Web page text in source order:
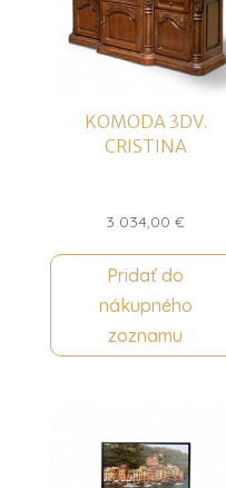
KOMODA 3DV.
CRISTINA
3 034,00€
Pridať do
nákupného
zoznamu